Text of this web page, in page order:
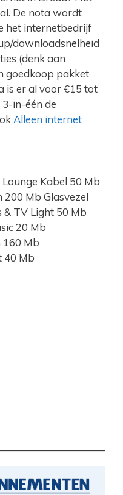
De nota wordt
het internetbedrijf
downloadsnelheid
(denk aan
goedkoop pakket
is er al voor €15 tot
3-in-één de
Alleen internet
Kabel 50 Mb
200 Mb Glasvezel
& TV Light 50 Mb
20 Mb
160 Mb
40 Mb